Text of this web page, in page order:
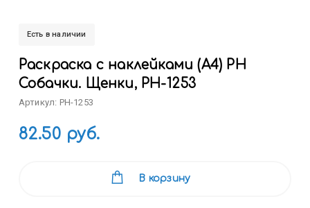
Есть в наличии
Раскраска с наклейками (А4) РН
Собачки. Щенки, РН-1253
Артикул: РН-1253
82.50 руб.
В корзину